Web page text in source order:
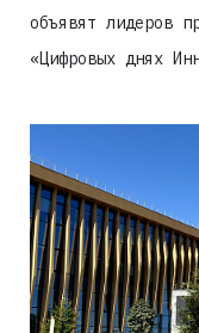
объявят лидеров
«Цифровых днях